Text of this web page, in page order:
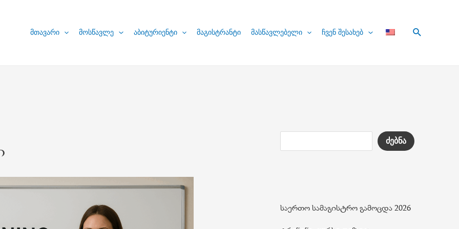
მთავარი მოსწავლე აბიტურიენტი მაგისტრანტი მასწავლებელი ჩვენ შესახებ Search
ძებნა
საერთო სამაგისტრო გამოცდა 2026